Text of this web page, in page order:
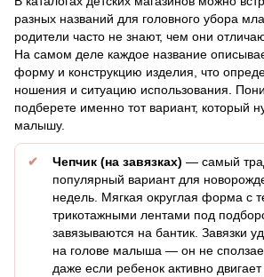
разных названий для головного убора
родители часто не знают, чем они
На самом деле каждое название
форму и конструкцию изделия, что
ношения и ситуацию использования.
подберете именно тот вариант, который
малышу.
Чепчик (на завязках) — самый
популярный вариант для
недель. Мягкая округлая форма с
трикотажными лентами под
завязываются на бантик. Завязки
на голове малыша — он не
даже если ребенок активно